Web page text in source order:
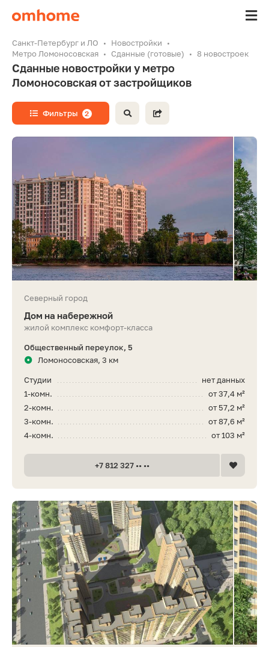
Санкт-Петербург и ЛО
Новостройки
Метро Ломоносовская
Сданные (готовые) 8 новостроек
Сданные новостройки у метро
Ломоносовская от застройщиков
Фильтры 2
Северный город
Дом на набережной
жилой комплекс комфорт-класса
Общественный переулок, 5
Ломоносовская, 3 км
нет данных
Студии
от 37,4 м²
1-комн.
от 57,2 м²
2-комн.
от 87,6 м²
3-комн.
от 103 м²
4-комн.
+7 812 327 •• ••